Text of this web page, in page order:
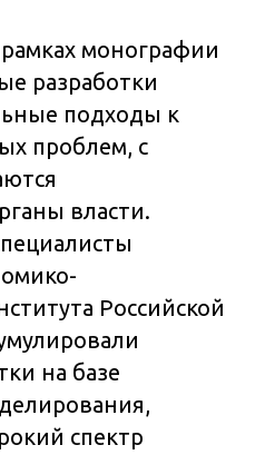
монографии
разработки
подходы к
проблем, с
власти.
Российской
на базе
спектр